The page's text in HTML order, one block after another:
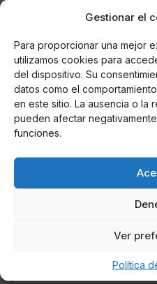
Gestionar el
Para proporcionar una mejor
utilizamos cookies para
del dispositivo. Su
datos como el
en este sitio. La ausencia o la
pueden afectar
funciones.
Ver
Política
Miguel P. Montes
para intentar alcanzar
Sánchez llega al encuentro
"con la mejor de las
Noticias